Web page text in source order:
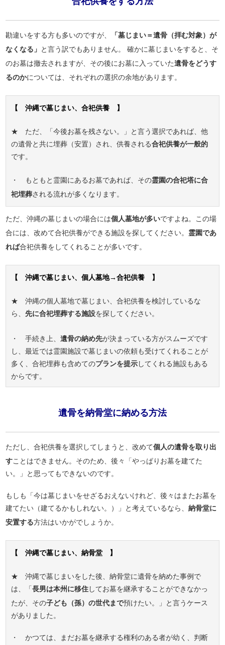
勘違いをする方も多いのですが、
「墓じまい＝遺骨（拝む対象）が
なくなる」 と言う訳でもありません。 確かに墓じまいをすると、そ
のお墓は撤去されますが、その後にお墓に入っていた遺骨をどうす
るのかについては、それぞれの選択の余地があります。
【 沖縄で墓じまい、合祀供養 】
★ ただ、「今後お墓を残さない。」と言う選択であれば、他
の遺骨と共に埋葬（安置）され、供養される合祀供養が一般的
です。
・ もともと霊園にあるお墓であれば、その霊園の合祀塔に合
祀埋葬される流れが多くなります。
ただ、沖縄の墓じまいの場合には個人墓地が多いですよね。この場
合には、改めて合祀供養ができる施設を探してください。 霊園であ
れば合祀供養をしてくれることが多いです。
【 沖縄で墓じまい、個人墓地→合祀供養 】
★ 沖縄の個人墓地で墓じまい、合祀供養を検討しているな
ら、先に合祀埋葬する施設を探してください。
・ 手続き上、遺骨の納め先が決まっている方がスムーズです
し、最近では霊園施設で墓じまいの依頼も受けてくれることが
多く、合祀埋葬も含めてのプランを提示してくれる施設もある
からです。
遺骨を納骨堂に納める方法
ただし、合祀供養を選択してしまうと、改めて個人の遺骨を取り出
すことはできません。そのため、後々「やっぱりお墓を建てた
い。」と思ってもできないのです。
もしも「今は墓じまいをせざるおえないけれど、後々はまたお墓を
建てたい（建てるかもしれない。）」と考えているなら、納骨堂に
安置する方法はいかがでしょうか。
【 沖縄で墓じまい、納骨堂 】
★ 沖縄で墓じまいをした後、納骨堂に遺骨を納めた事例で
は、「長男は本州に移住してお墓を継承することができなかっ
たが、その子ども（孫）の世代まで預けたい。」と言うケース
がありました。
・ かつては、まだお墓を継承する権利のある者が幼く、判断